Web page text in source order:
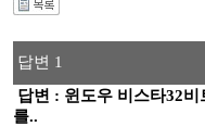
답변 1
답변 : 윈도우 비스타32
를..